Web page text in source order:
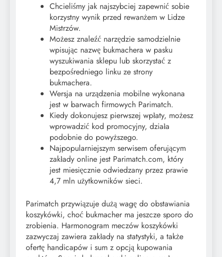
Chcieliśmy jak najszybciej zapewnić sobie
korzystny wynik przed rewanżem w Lidze
Mistrzów.
Możesz znaleźć narzędzie samodzielnie
wpisując nazwę bukmachera w pasku
wyszukiwania sklepu lub skorzystać z
bezpośredniego linku ze strony
bukmachera.
Wersja na urządzenia mobilne wykonana
jest w barwach firmowych Parimatch.
Kiedy dokonujesz pierwszej wpłaty, możesz
wprowadzić kod promocyjny, działa
podobnie do powyższego.
Najpopularniejszym serwisem oferującym
zakłady online jest Parimatch.com, który
jest miesięcznie odwiedzany przez prawie
4,7 mln użytkowników sieci.
Parimatch przywiązuje dużą wagę do obstawiania
koszykówki, choć bukmacher ma jeszcze sporo do
zrobienia. Harmonogram meczów koszykówki
zazwyczaj zawiera zakłady na statystyki, a także
ofertę handicapów i sum z opcją kupowania